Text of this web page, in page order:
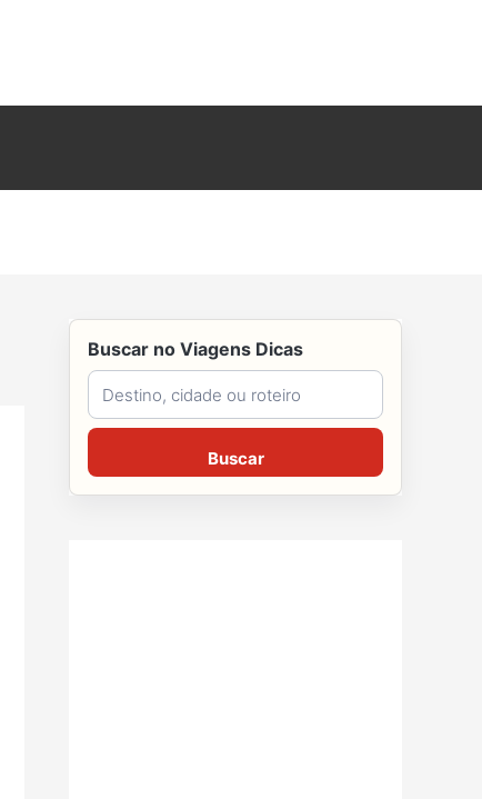
Buscar no Viagens Dicas
Buscar no Viagens Dicas
Buscar